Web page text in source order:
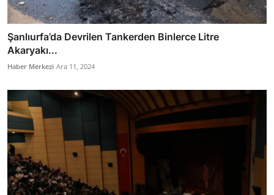
Şanlıurfa’da Devrilen Tankerden Binlerce Litre
Akaryakı...
Haber Merkezi Ara 11, 2024